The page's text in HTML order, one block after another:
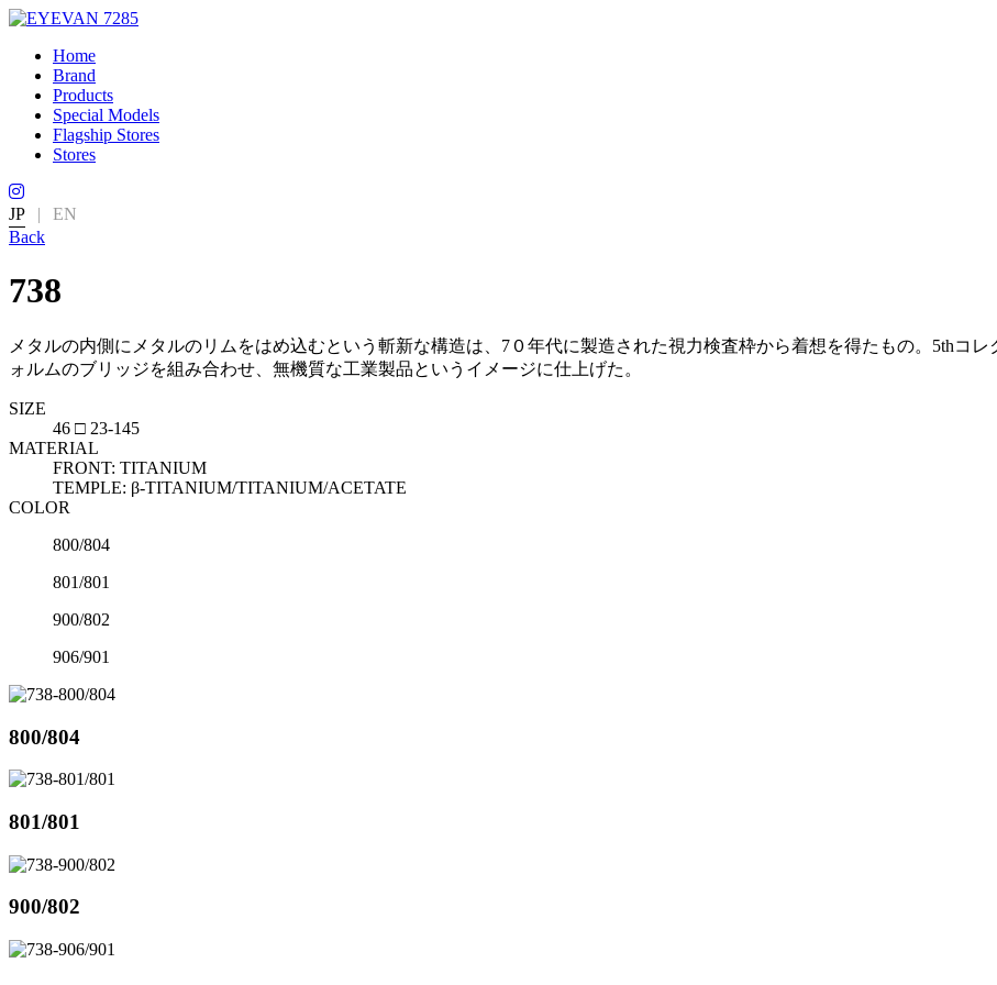
Home
Brand
Products
Special Models
Flagship Stores
Stores
JP |
EN
Back
738
メタルの内側にメタルのリムをはめ込むという斬新な構造は、7０年代に製造された視力検査枠から着想を得たもの。5thコ
ォルムのブリッジを組み合わせ、無機質な工業製品というイメージに仕上げた。
SIZE
46 □ 23-145
MATERIAL
FRONT: TITANIUM
TEMPLE: β-TITANIUM/TITANIUM/ACETATE
COLOR
800/804
801/801
900/802
906/901
800/804
801/801
900/802